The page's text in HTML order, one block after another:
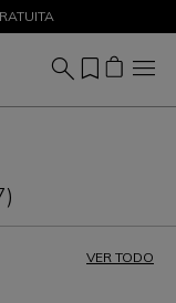
AHORA
VER TODO